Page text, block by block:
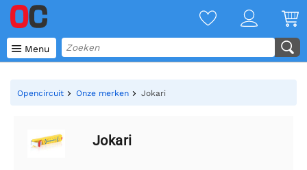
 Menu
Opencircuit Onze merken Jokari
Jokari